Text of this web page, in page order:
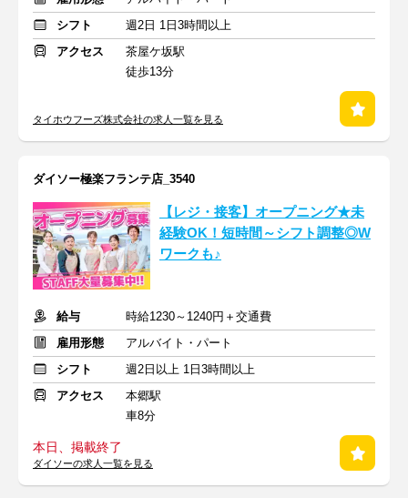
シフト
週2日 1日3時間以上
アクセス
茶屋ケ坂駅
徒歩13分
タイホウフーズ株式会社の求人一覧を見る
ダイソー極楽フランテ店_3540
【レジ・接客】オープニング★未
経験OK！短時間～シフト調整◎W
ワークも♪
給与
時給1230～1240円＋交通費
雇用形態
アルバイト・パート
シフト
週2日以上 1日3時間以上
アクセス
本郷駅
車8分
本日、掲載終了
ダイソーの求人一覧を見る